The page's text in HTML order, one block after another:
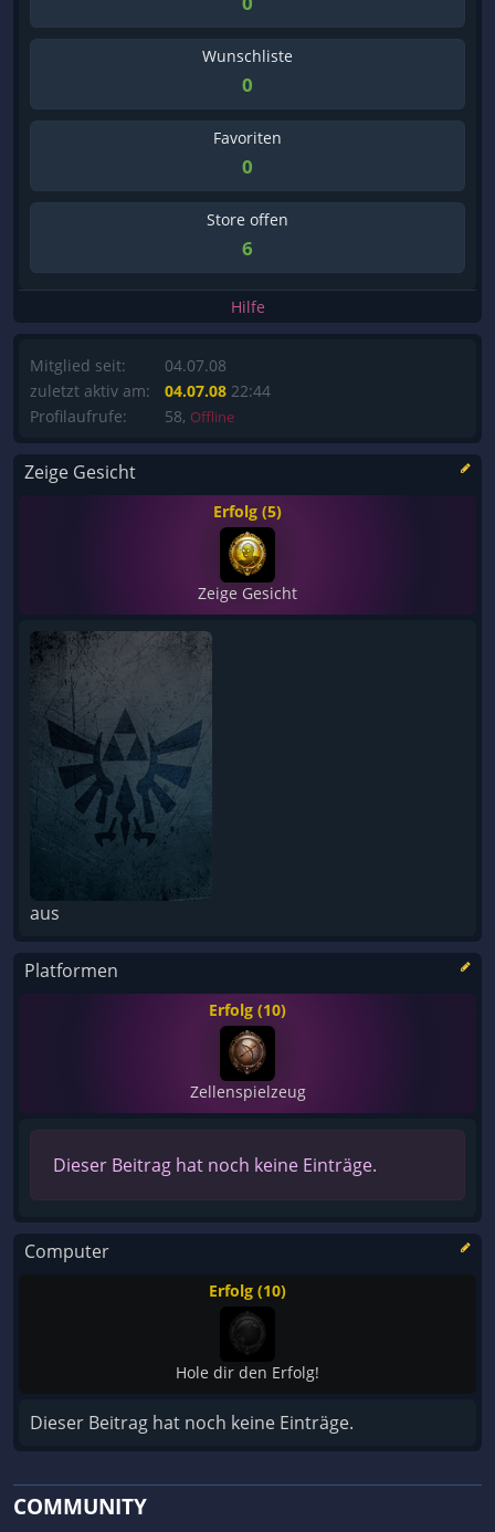
Wunschliste
0
Favoriten
0
Store offen
6
Hilfe
Mitglied seit:
zuletzt aktiv am:
Profilaufrufe:
04.07.08
04.07.08 22:44
58, Offline
Zeige Gesicht
Erfolg (5)
Zeige Gesicht
aus
Platformen
Erfolg (10)
Zellenspielzeug
Dieser Beitrag hat noch keine Einträge.
Computer
Erfolg (10)
Hole dir den Erfolg!
Dieser Beitrag hat noch keine Einträge.
COMMUNITY